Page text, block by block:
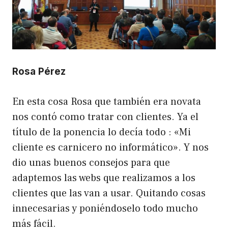
Rosa Pérez
En esta cosa Rosa que también era novata
nos contó como tratar con clientes. Ya el
título de la ponencia lo decía todo : «Mi
cliente es carnicero no informático». Y nos
dio unas buenos consejos para que
adaptemos las webs que realizamos a los
clientes que las van a usar. Quitando cosas
innecesarias y poniéndoselo todo mucho
más fácil.